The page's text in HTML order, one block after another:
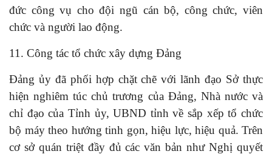
đức công vụ cho đội ngũ cán bộ, công chức, viên
chức và người lao động.
11. Công tác tổ chức xây dựng Đảng
Đảng ủy đã phối hợp chặt chẽ với lãnh đạo Sở thực
hiện nghiêm túc chủ trương của Đảng, Nhà nước và
chỉ đạo của Tỉnh ủy, UBND tỉnh về sắp xếp tổ chức
bộ máy theo hướng tinh gọn, hiệu lực, hiệu quả. Trên
cơ sở quán triệt đầy đủ các văn bản như Nghị quyết